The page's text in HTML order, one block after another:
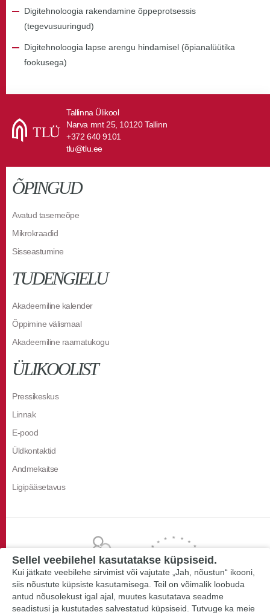
Digitehnoloogia rakendamine õppeprotsessis
(tegevusuuringud)
Digitehnoloogia lapse arengu hindamisel (õpianalüütika
fookusega)
Tallinna Ülikool
Narva mnt 25, 10120 Tallinn
+372 640 9101
tlu@tlu.ee
ÕPINGUD
Avatud tasemeõpe
Mikrokraadid
Sisseastumine
TUDENGIELU
Akadeemiline kalender
Õppimine välismaal
Akadeemiline raamatukogu
ÜLIKOOLIST
Pressikeskus
Linnak
E-pood
Üldkontaktid
Andmekaitse
Ligipääsetavus
Sellel veebilehel kasutatakse küpsiseid.
Kui jätkate veebilehe sirvimist või vajutate „Jah, nõustun“ ikooni,
siis nõustute küpsiste kasutamisega. Teil on võimalik loobuda
antud nõusolekust igal ajal, muutes kasutatava seadme
seadistusi ja kustutades salvestatud küpsiseid. Tutvuge ka meie